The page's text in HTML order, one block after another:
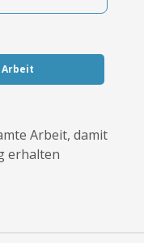
Arbeit
Arbeit, damit
erhalten